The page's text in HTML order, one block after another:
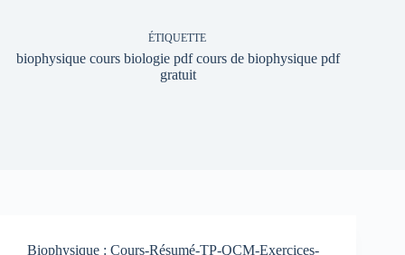
ÉTIQUETTE
biophysique cours biologie pdf cours de biophysique pdf
gratuit
Biophysique : Cours-Résumé-TP-QCM-Exercices-